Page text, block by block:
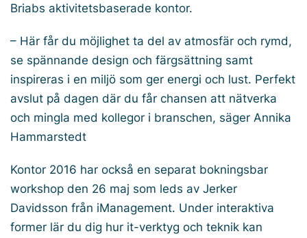
Briabs aktivitetsbaserade kontor.
– Här får du möjlighet ta del av atmosfär och rymd,
se spännande design och färgsättning samt
inspireras i en miljö som ger energi och lust. Perfekt
avslut på dagen där du får chansen att nätverka
och mingla med kollegor i branschen, säger Annika
Hammarstedt
Kontor 2016 har också en separat bokningsbar
workshop den 26 maj som leds av Jerker
Davidsson från iManagement. Under interaktiva
former lär du dig hur it-verktyg och teknik kan